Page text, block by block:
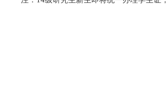
法学院学生
2014年11